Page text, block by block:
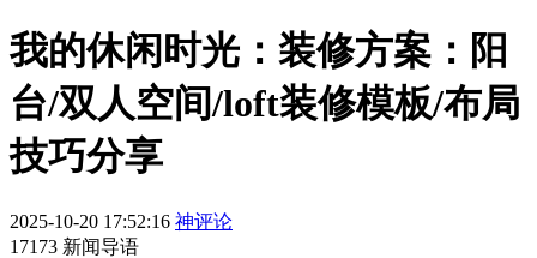
我的休闲时光：装修方案：阳
台/双人空间/loft装修模板/布局
技巧分享
2025-10-20 17:52:16 神评论
17173 新闻导语